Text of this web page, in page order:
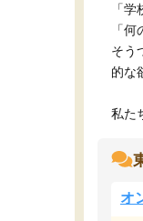
「
「
そう
的な
私た
オ